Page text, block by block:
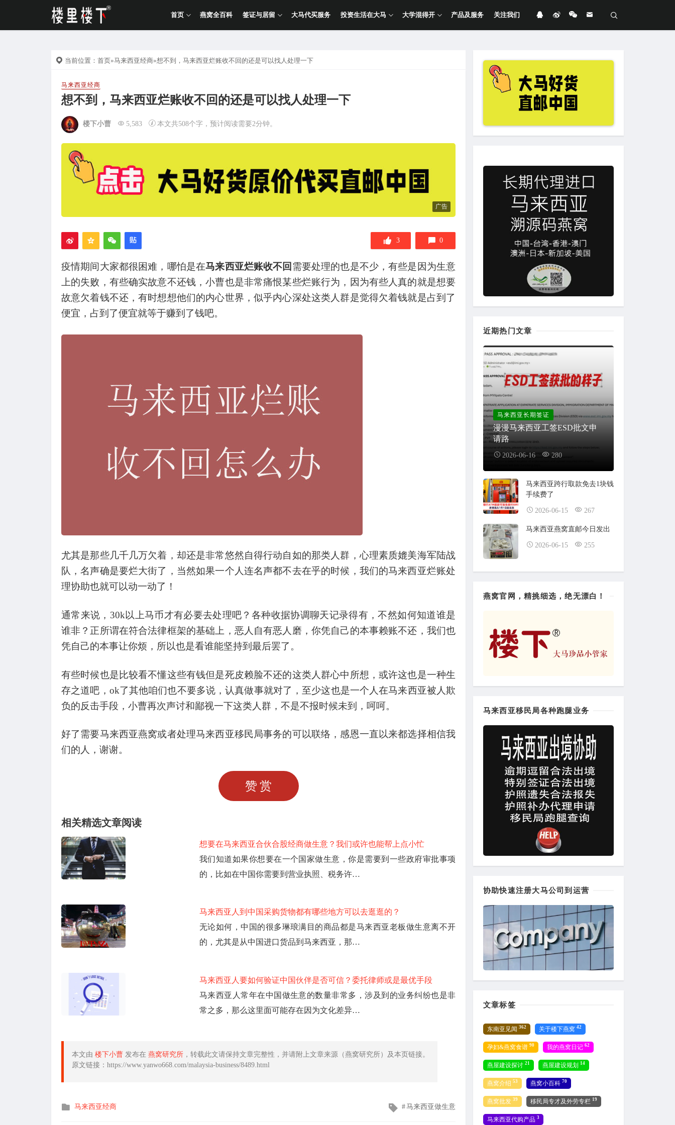
首页 燕窝全百科 签证与居留 大马代买服务 投资生活在大马 大学混得开 产品及服务 关注我们
当前位置： 首页»马来西亚经商»想不到，马来西亚烂账收不回的还是可以找人处理一下
马来西亚经商
想不到，马来西亚烂账收不回的还是可以找人处理一下
楼下小曹 5,583 本文共508个字，预计阅读需要2分钟。
广告
3 0
疫情期间大家都很困难，哪怕是在马来西亚烂账收不回 需要处理的也是不少，有些是因为生意
上的失败，有些确实故意不还钱，小曹也是非常痛恨某些烂账行为，因为有些人真的就是想要
故意欠着钱不还，有时想想他们的内心世界，似乎内心深处这类人群是觉得欠着钱就是占到了
便宜，占到了便宜就等于赚到了钱吧。
尤其是那些几千几万欠着，却还是非常悠然自得行动自如的那类人群，心理素质媲美海军陆战
队，名声确是要烂大街了，当然如果一个人连名声都不去在乎的时候，我们的马来西亚烂账处
理协助也就可以动一动了！
通常来说， 30k以上马币才有必要去处理吧？各种收据协调聊天记录得有，不然如何知道谁是
谁非？正所谓在符合法律框架的基础上，恶人自有恶人磨，你凭自己的本事赖账不还，我们也
凭自己的本事让你烦，所以也是看谁能坚持到最后罢了。
有些时候也是比较看不懂这些有钱但是死皮赖脸不还的这类人群心中所想，或许这也是一种生
存之道吧， ok了其他咱们也不要多说，认真做事就对了，至少这也是一个人在马来西亚被人欺
负的反击手段，小曹再次声讨和鄙视一下这类人群，不是不报时候未到，呵呵。
好了需要马来西亚燕窝或者处理马来西亚移民局事务的可以联络，感恩一直以来都选择相信我
们的人，谢谢。
赞赏
相关精选文章阅读
想要在马来西亚合伙合股经商做生意？我们或许也能帮上点小忙
我们知道如果你想要在一个国家做生意，你是需要到一些政府审批事项
的，比如在中国你需要到营业执照、税务许…
马来西亚人到中国采购货物都有哪些地方可以去逛逛的？
无论如何，中国的很多琳琅满目的商品都是马来西亚老板做生意离不开
的，尤其是从中国进口货品到马来西亚，那…
马来西亚人要如何验证中国伙伴是否可信？委托律师或是最优手段
马来西亚人常年在中国做生意的数量非常多，涉及到的业务纠纷也是非
常之多，那么这里面可能存在因为文化差异…
本文由 楼下小曹 发布在 燕窝研究所 ，转载此文请保持文章完整性，并请附上文章来源（燕窝研究所）及本页链接。
原文链接：https://www.yanwo668.com/malaysia-business/8489.html
发
马来西亚经商
文马来西亚做生意
近期热门文章
马来西亚长期签证
漫漫马来西亚工签ESD批文申
请路
2026-06-16 280
马来西亚跨行取款免去1块钱
手续费了
2026-06-15 267
马来西亚燕窝直邮今日发出
2026-06-15 255
燕窝官网，精挑细选，绝无漂白！
马来西亚移民局各种跑腿业务
协助快速注册大马公司到运营
文章标签
东南亚见闻 362 关于楼下燕窝 42
孕妇&燕窝食谱 90 我的燕窝日记 62
燕屋建设探讨 21 燕屋建设规划 14
燕窝介绍 53 燕窝小百科 70
燕窝批发 39 移民局专才及外劳专栏 19
马来西亚代购产品 3